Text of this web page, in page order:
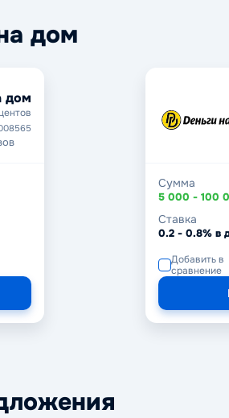
дом
дом
Сумма
5 000 - 100
Ставка
0.2 - 0.8% в
Добавить в
сравнение